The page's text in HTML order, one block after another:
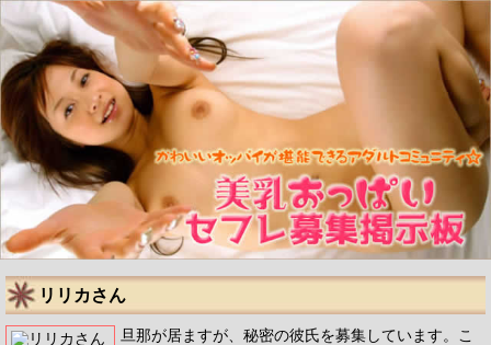
リリカさん
旦那が居ますが、秘密の彼氏を募集しています。こ